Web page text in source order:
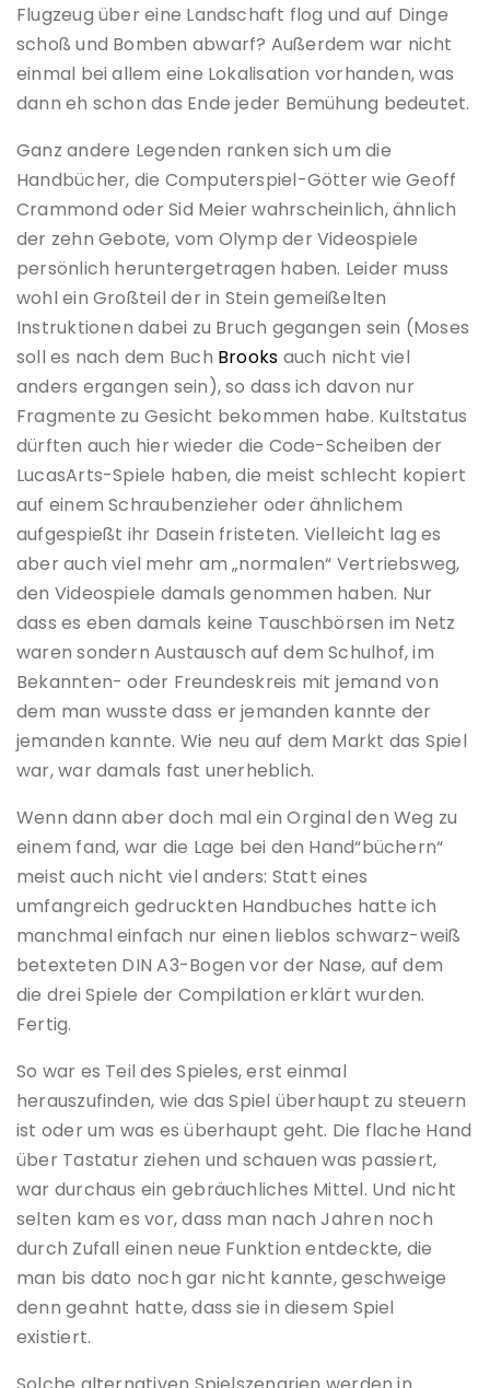
Flugzeug über eine Landschaft flog und auf Dinge
schoß und Bomben abwarf? Außerdem war nicht
einmal bei allem eine Lokalisation vorhanden, was
dann eh schon das Ende jeder Bemühung bedeutet.
Ganz andere Legenden ranken sich um die
Handbücher, die Computerspiel-Götter wie Geoff
Crammond oder Sid Meier wahrscheinlich, ähnlich
der zehn Gebote, vom Olymp der Videospiele
persönlich heruntergetragen haben. Leider muss
wohl ein Großteil der in Stein gemeißelten
Instruktionen dabei zu Bruch gegangen sein (Moses
soll es nach dem Buch Brooks auch nicht viel
anders ergangen sein), so dass ich davon nur
Fragmente zu Gesicht bekommen habe. Kultstatus
dürften auch hier wieder die Code-Scheiben der
LucasArts-Spiele haben, die meist schlecht kopiert
auf einem Schraubenzieher oder ähnlichem
aufgespießt ihr Dasein fristeten. Vielleicht lag es
aber auch viel mehr am „normalen“ Vertriebsweg,
den Videospiele damals genommen haben. Nur
dass es eben damals keine Tauschbörsen im Netz
waren sondern Austausch auf dem Schulhof, im
Bekannten- oder Freundeskreis mit jemand von
dem man wusste dass er jemanden kannte der
jemanden kannte. Wie neu auf dem Markt das Spiel
war, war damals fast unerheblich.
Wenn dann aber doch mal ein Orginal den Weg zu
einem fand, war die Lage bei den Hand“büchern“
meist auch nicht viel anders: Statt eines
umfangreich gedruckten Handbuches hatte ich
manchmal einfach nur einen lieblos schwarz-weiß
betexteten DIN A3-Bogen vor der Nase, auf dem
die drei Spiele der Compilation erklärt wurden.
Fertig.
So war es Teil des Spieles, erst einmal
herauszufinden, wie das Spiel überhaupt zu steuern
ist oder um was es überhaupt geht. Die flache Hand
über Tastatur ziehen und schauen was passiert,
war durchaus ein gebräuchliches Mittel. Und nicht
selten kam es vor, dass man nach Jahren noch
durch Zufall einen neue Funktion entdeckte, die
man bis dato noch gar nicht kannte, geschweige
denn geahnt hatte, dass sie in diesem Spiel
existiert.